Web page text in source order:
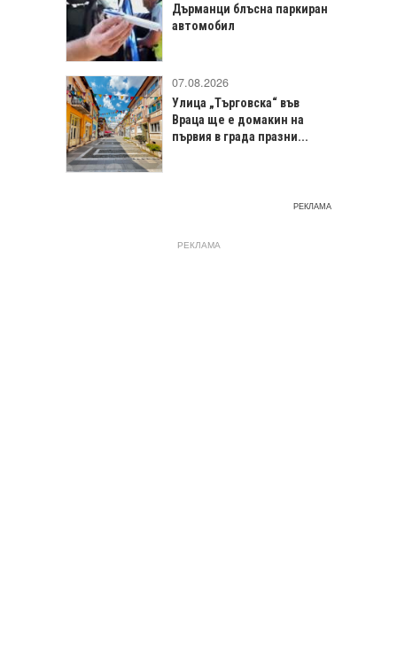
Дърманци блъсна паркиран
автомобил
07.08.2026
Улица „Търговска“ във
Враца щe е домакин на
първия в града празни...
РЕКЛАМА
РЕКЛАМА